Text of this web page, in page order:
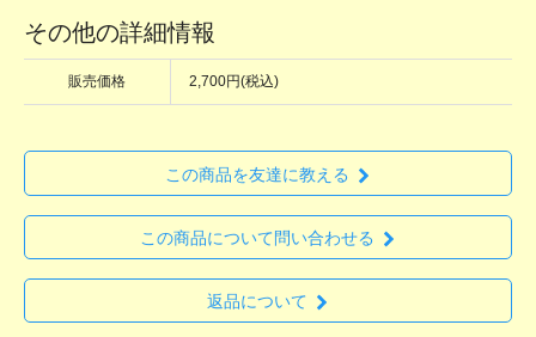
その他の詳細情報
販売価格 2,700円(税込)
この商品を友達に教える
この商品について問い合わせる
返品について